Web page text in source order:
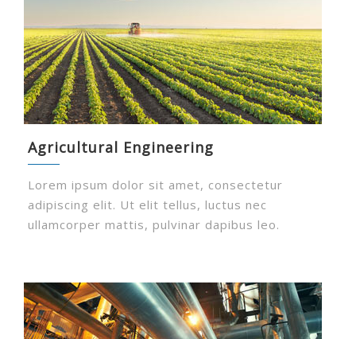
Agricultural Engineering
Lorem ipsum dolor sit amet, consectetur
adipiscing elit. Ut elit tellus, luctus nec
ullamcorper mattis, pulvinar dapibus leo.